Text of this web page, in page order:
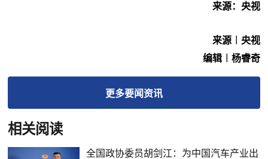
来源：央视
来源︱央视
编辑︱杨睿奇
更多要闻资讯
相关阅读
全国政协委员胡剑江：为中国汽车产业出